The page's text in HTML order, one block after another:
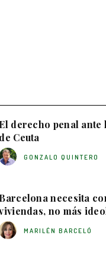
El derecho penal ante
de Ceuta
GONZALO QUINTERO
Barcelona necesita
no más
MARILÉN BARCELÓ